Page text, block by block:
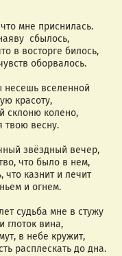
мне приснилась.
сбылось,
в восторге билось,
оборвалось.
несешь вселенной
красоту,
склоню колено,
твою весну.
звёздный вечер,
что было в нем,
что казнит и лечит
и огнем.
судьба мне в стужу
глоток вина,
в небе кружит,
расплескать до дна.